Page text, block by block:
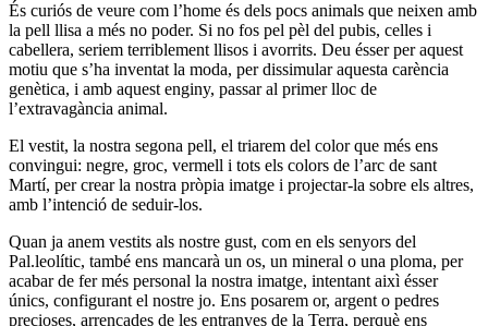
És curiós de veure com l’home és dels pocs animals que neixen amb
la pell llisa a més no poder. Si no fos pel pèl del pubis, celles i
cabellera, seriem terriblement llisos i avorrits. Deu ésser per aquest
motiu que s’ha inventat la moda, per dissimular aquesta carència
genètica, i amb aquest enginy, passar al primer lloc de
l’extravagància animal.
El vestit, la nostra segona pell, el triarem del color que més ens
convingui: negre, groc, vermell i tots els colors de l’arc de sant
Martí, per crear la nostra pròpia imatge i projectar-la sobre els altres,
amb l’intenció de seduir-los.
Quan ja anem vestits als nostre gust, com en els senyors del
Pal.leolític, també ens mancarà un os, un mineral o una ploma, per
acabar de fer més personal la nostra imatge, intentant aixì ésser
únics, configurant el nostre jo. Ens posarem or, argent o pedres
precioses, arrencades de les entranyes de la Terra, perquè ens